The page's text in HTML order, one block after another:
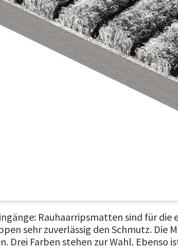
Rauhaarripsmatten sind für die
sehr zuverlässig den Schmutz. Die
Farben stehen zur Wahl. Ebenso